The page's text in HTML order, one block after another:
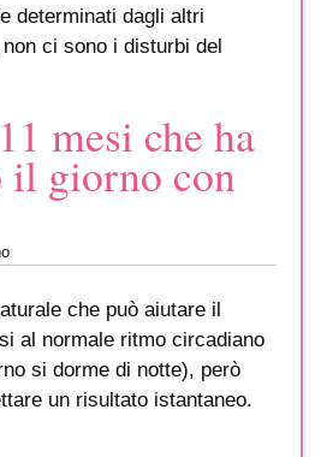
determinati dagli altri
ci sono i disturbi del
mesi che ha
il giorno con
che può aiutare il
al normale ritmo circadiano
si dorme di notte), però
un risultato istantaneo.